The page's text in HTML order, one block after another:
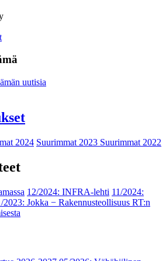
uutisia
2024 Suurimmat 2023 Suurimmat 2022
12/2024: INFRA-lehti 11/2024:
2023: Jokka − Rakennusteollisuus RT:n